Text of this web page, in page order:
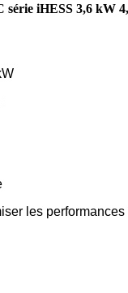
iHESS 3,6 kW
les